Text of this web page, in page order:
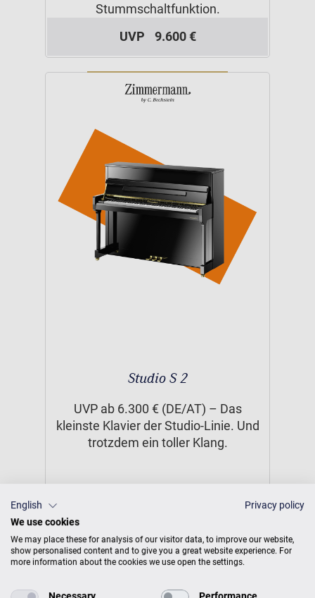
Stummschaltfunktion.
UVP
9.600 €
Studio S 2
UVP ab 6.300 € (DE/AT) – Das
kleinste Klavier der Studio-Linie. Und
trotzdem ein toller Klang.
English
Privacy policy
We use cookies
We may place these for analysis of our visitor data, to improve our website,
show personalised content and to give you a great website experience. For
more information about the cookies we use open the settings.